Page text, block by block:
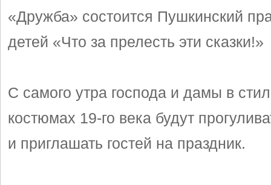
«Дружба» состоится Пушкинский
детей «Что за прелесть эти сказки!»
С самого утра господа и дамы в
костюмах 19-го века будут
и приглашать гостей на праздник.